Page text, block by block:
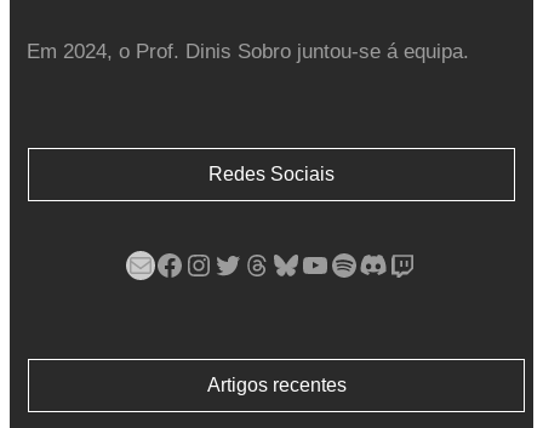
Em 2024, o Prof. Dinis Sobro juntou-se á equipa.
Redes Sociais
Mail Facebook Instagram Twitter Threads Bluesky YouTube Spotify Discord Twitch
Artigos recentes